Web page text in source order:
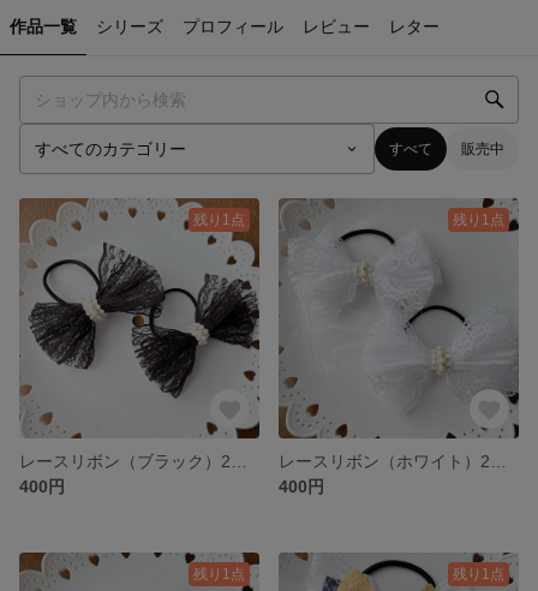
作品一覧 シリーズ プロフィール レビュー レター
すべて 販売中
残り1点
400円
残り1点
400円
残り1点 残り1点